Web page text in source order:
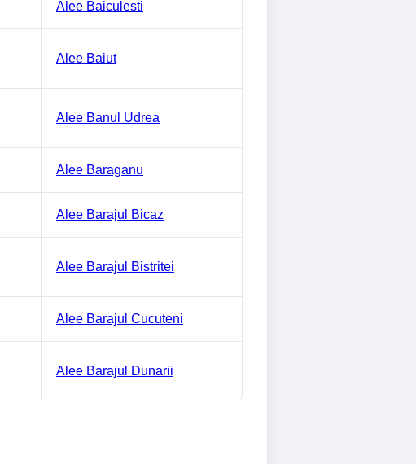
Alee Baiculesti
Alee Baiut
Alee Banul Udrea
Alee Baraganu
Alee Barajul Bicaz
Alee Barajul Bistritei
Alee Barajul Cucuteni
Alee Barajul Dunarii